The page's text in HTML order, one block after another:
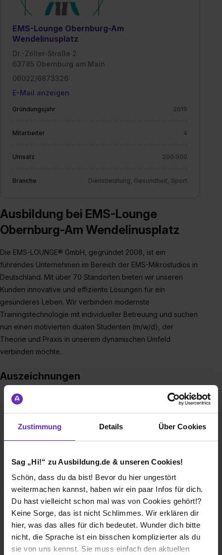
Zustimmung Details Über Cookies
Sag „Hi!“ zu Ausbildung.de & unseren Cookies!
Schön, dass du da bist! Bevor du hier ungestört
weitermachen kannst, haben wir ein paar Infos für dich.
Du hast vielleicht schon mal was von Cookies gehört!?
Keine Sorge, das ist nicht Schlimmes. Wir erklären dir
hier, was das alles für dich bedeutet. Wunder dich bitte
nicht, die Sprache ist ein bisschen komplizierter als du
sie von uns kennst. Sie muss einfach den aktuellen
EMS-Lounge Obernburg-Am
Wendelinusplatz
Dr.-Zöller-Straße 2
63785 Obernburg am Main
06022/6873326
E-Mail anzeigen
Gründungsjahr 2019
Mitarbeiter 4
Umsatz 200.000
Branche Dienstleistung, Gesundheit, Sport
Ausbildung bei EMS-Lounge
Obernburg-Am Wendelinusplatz
Die EMS-LOUNGE® GmbH, gegründet 2008, ist ein
führendes Unternehmen im Bereich der EMS-Mikrostudios in
Deutschland. Mit über 70 Standorten bieten wir unseren
Kunden innovative und effiziente Lösungen für ein
gesünderes Leben. Wir verbinden modernste
Trainingstechnologie mit individueller Betreuung und suchen
nun einen motivierten dualen Studenten (m/w/d), der
Theorie und Praxis in unserem dynamischen Umfeld
verbinden möchte.
Auszeichnungen
Beratungschampions